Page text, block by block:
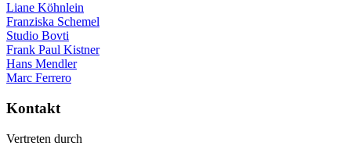
Liane Köhnlein
Franziska Schemel
Studio Bovti
Frank Paul Kistner
Hans Mendler
Marc Ferrero
Kontakt
Vertreten durch